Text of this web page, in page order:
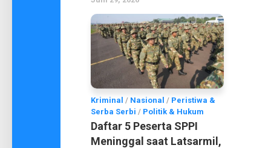
Kriminal / Nasional / Peristiwa &
Serba Serbi / Politik & Hukum
Daftar 5 Peserta SPPI
Meninggal saat Latsarmil,